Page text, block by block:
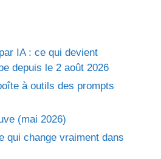
IA : ce qui devient
depuis le 2 août 2026
à outils des prompts
(mai 2026)
qui change vraiment dans